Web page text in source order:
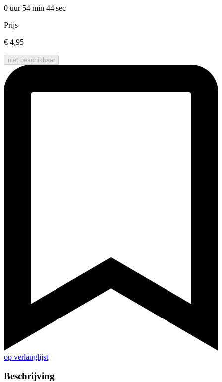
0 uur 54 min 44 sec
Prijs
€ 4,95
niet beschikbaar
op verlanglijst
Beschrijving